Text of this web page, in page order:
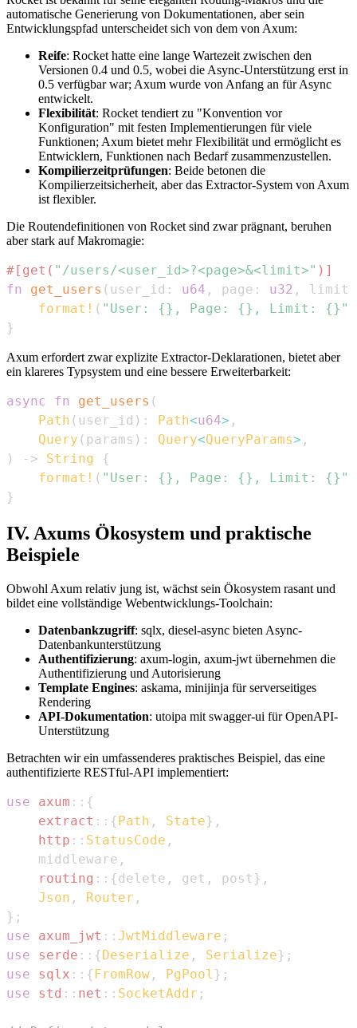
automatische Generierung von Dokumentationen, aber sein
Entwicklungspfad unterscheidet sich von dem von Axum:
Reife: Rocket hatte eine lange Wartezeit zwischen den
Versionen 0.4 und 0.5, wobei die Async-Unterstützung erst in
0.5 verfügbar war; Axum wurde von Anfang an für Async
entwickelt.
Flexibilität: Rocket tendiert zu "Konvention vor
Konfiguration" mit festen Implementierungen für viele
Funktionen; Axum bietet mehr Flexibilität und ermöglicht es
Entwicklern, Funktionen nach Bedarf zusammenzustellen.
Kompilierzeitprüfungen: Beide betonen die
Kompilierzeitsicherheit, aber das Extractor-System von Axum
ist flexibler.
Die Routendefinitionen von Rocket sind zwar prägnant, beruhen
aber stark auf Makromagie:
#[get( "/users/<user_id>?<page>&<limit>" )]
fn
get_users ( user_id : u64 , page : u32 , limit
format! ( "User: {}, Page: {}, Limit: {}"
}
Axum erfordert zwar explizite Extractor-Deklarationen, bietet aber
ein klareres Typsystem und eine bessere Erweiterbarkeit:
async fn get_users (
Path ( user_id ) : Path<u64> ,
Query ( params ) : Query<QueryParams> ,
)
-> String
{
format! ( "User: {}, Page: {}, Limit: {}"
}
IV. Axums Ökosystem und praktische
Beispiele
Obwohl Axum relativ jung ist, wächst sein Ökosystem rasant und
bildet eine vollständige Webentwicklungs-Toolchain:
Datenbankzugriff: sqlx, diesel-async bieten Async-
Datenbankunterstützung
Authentifizierung: axum-login, axum-jwt übernehmen die
Authentifizierung und Autorisierung
Template Engines: askama, minijinja für serverseitiges
Rendering
API-Dokumentation: utoipa mit swagger-ui für OpenAPI-
Unterstützung
Betrachten wir ein umfassenderes praktisches Beispiel, das eine
authentifizierte RESTful-API implementiert:
use axum :: {
extract :: { Path , State} ,
http :: StatusCode ,
    middleware
,
routing :: {delete , get , post } ,
Json , Router ,
} ;
use
axum_jwt :: JwtMiddleware ;
use
serde :: { Deserialize , Serialize} ;
use
sqlx :: { FromRow , PgPool } ;
use
std :: net :: SocketAddr ;